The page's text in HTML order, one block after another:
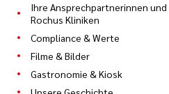
Ihre Ansprechpartnerinnen
Rochus Kliniken
Compliance & Werte
Filme & Bilder
Gastronomie & Kiosk